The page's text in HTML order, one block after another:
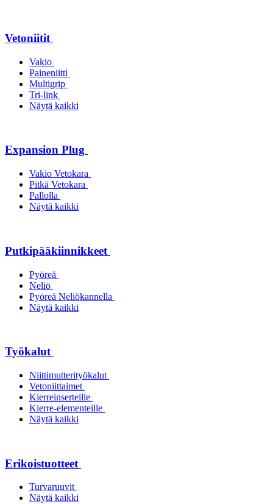
Vetoniitit
Vakio
Paineniitti
Multigrip
Tri-link
Näytä kaikki
Expansion Plug
Vakio Vetokara
Pitkä Vetokara
Pallolla
Näytä kaikki
Putkipääkiinnikkeet
Pyöreä
Neliö
Pyöreä Neliökannella
Näytä kaikki
Työkalut
Niittimutterityökalut
Vetoniittaimet
Kierreinserteille
Kierre-elementeille
Näytä kaikki
Erikoistuotteet
Turvaruuvit
Näytä kaikki